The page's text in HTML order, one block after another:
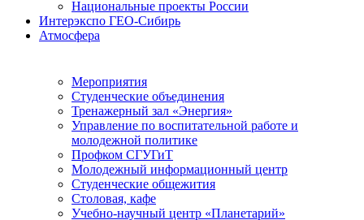
Национальные проекты России
Интерэкспо ГЕО-Сибирь
Атмосфера
Мероприятия
Студенческие объединения
Тренажерный зал «Энергия»
Управление по воспитательной работе и
молодежной политике
Профком СГУГиТ
Молодежный информационный центр
Студенческие общежития
Столовая, кафе
Учебно-научный центр «Планетарий»